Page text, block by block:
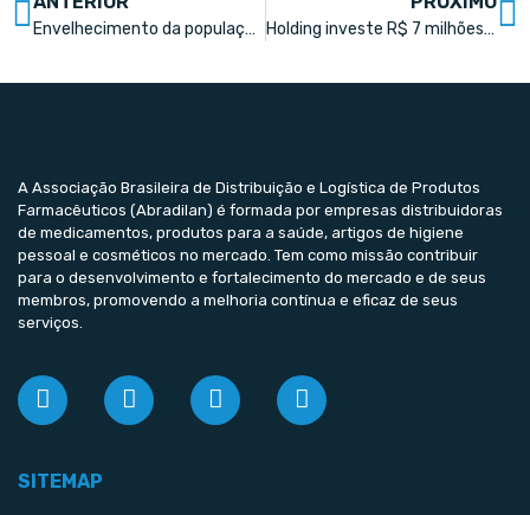
Envelhecimento da população e ampliação de acesso a tratamentos de qualidade Holding investe R$ 7 milhões em rede de farmácias
A Associação Brasileira de Distribuição e Logística de Produtos
Farmacêuticos (Abradilan) é formada por empresas distribuidoras
de medicamentos, produtos para a saúde, artigos de higiene
pessoal e cosméticos no mercado. Tem como missão contribuir
para o desenvolvimento e fortalecimento do mercado e de seus
membros, promovendo a melhoria contínua e eficaz de seus
serviços.
SITEMAP